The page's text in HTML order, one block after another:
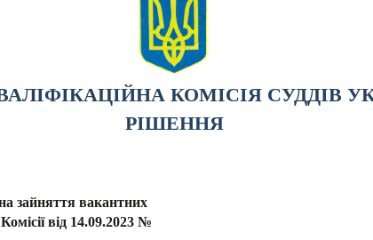
КОМІСІЯ СУДДІВ
РІШЕННЯ
зайняття вакантних
від 14.09.2023 №